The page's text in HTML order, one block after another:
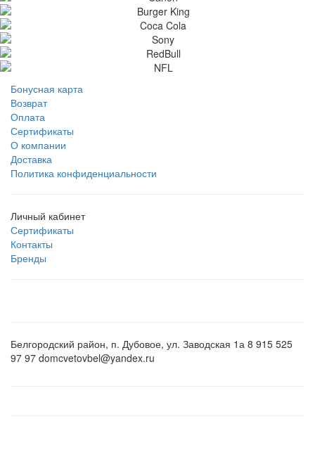
Бонусная карта
Возврат
Оплата
Сертификаты
О компании
Доставка
Политика конфиденциальности
Личный кабинет
Сертификаты
Контакты
Бренды
Белгородский район, п. Дубовое, ул. Заводская 1а 8 915 525
97 97 domcvetovbel@yandex.ru